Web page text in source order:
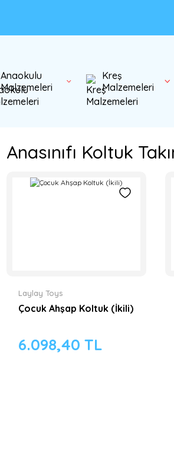
Anaokulu
Malzemeleri
Kreş
Malzemeleri
Anasınıfı Koltuk
Laylay Toys
Çocuk Ahşap Koltuk (İkili)
6.098,40 TL